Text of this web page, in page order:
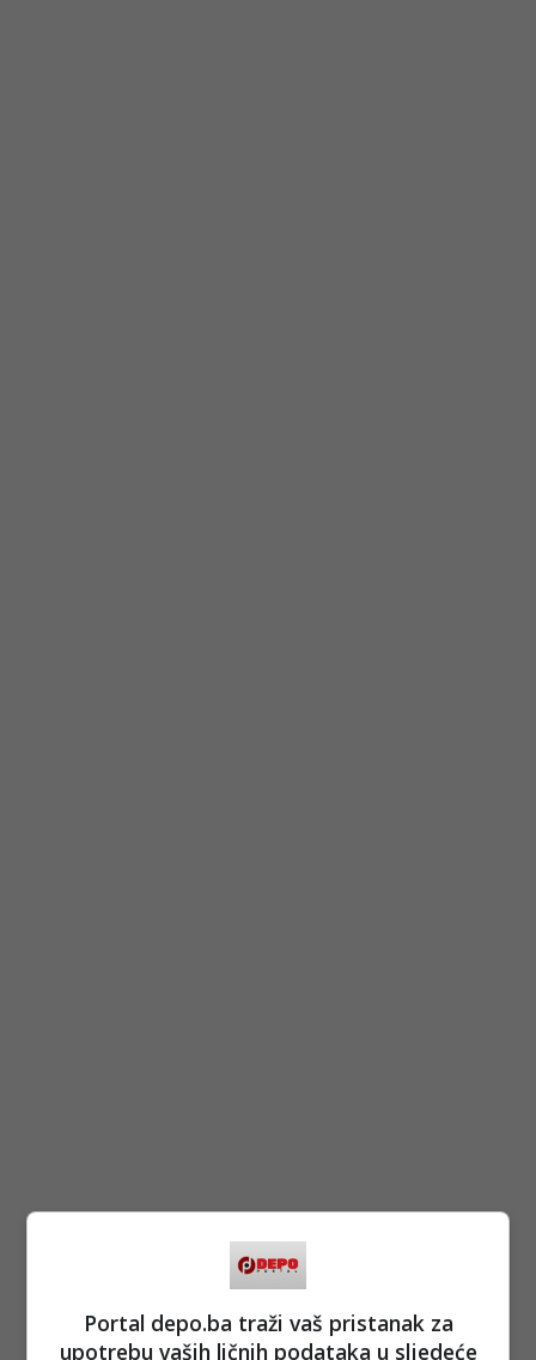
Portal depo.ba traži vaš pristanak za
upotrebu vaših ličnih podataka u sljedeće